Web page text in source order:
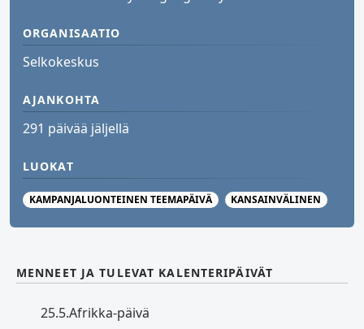
ORGANISAATIO
Selkokeskus
AJANKOHTA
291 päivää jäljellä
LUOKAT
KAMPANJALUONTEINEN TEEMAPÄIVÄ KANSAINVÄLINEN
MENNEET JA TULEVAT KALENTERIPÄIVÄT
25.5.Afrikka-päivä